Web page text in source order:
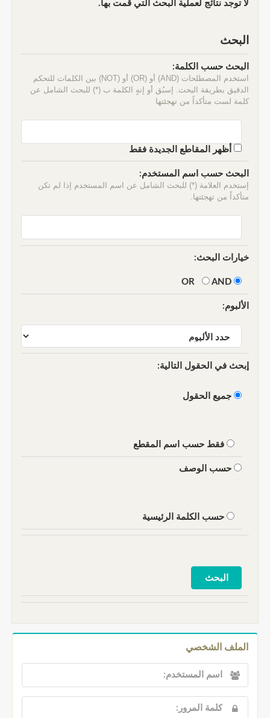
لا توجد نتائج لعملية البحث التي قمت بها.
البحث
البحث حسب الكلمة:
استخدم المصطلحات (AND) أو (OR) أو (NOT) بين الكلمات للتحكم
الدقيق بطريقة البحث. إسبُق أو إنهٍ الكلمة ب (*) للبحث الشامل عن
كلمة لست متأكداً من تهجئتها
أظهر المقاطع الجديدة فقط
البحث حسب اسم المستخدم:
إستخدم العلامة (*) للبحث الشامل عن اسم المستخدم إذا لم تكن
متأكداً من تهجئتها.
خيارات البحث:
AND
الألبوم:
إبحث في الحقول التالية:
جميع الحقول
فقط حسب اسم المقطع
حسب الوصف
حسب الكلمة الرئيسية
الملف الشخصي